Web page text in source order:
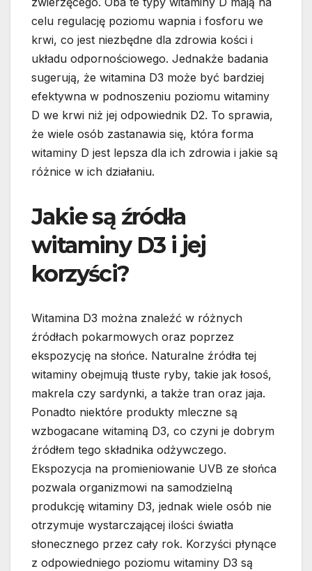
celu regulację poziomu wapnia i fosforu we
krwi, co jest niezbędne dla zdrowia kości i
układu odpornościowego. Jednakże badania
sugerują, że witamina D3 może być bardziej
efektywna w podnoszeniu poziomu witaminy
D we krwi niż jej odpowiednik D2. To sprawia,
że wiele osób zastanawia się, która forma
witaminy D jest lepsza dla ich zdrowia i jakie są
różnice w ich działaniu.
Jakie są źródła
witaminy D3 i jej
korzyści?
Witamina D3 można znaleźć w różnych
źródłach pokarmowych oraz poprzez
ekspozycję na słońce. Naturalne źródła tej
witaminy obejmują tłuste ryby, takie jak łosoś,
makrela czy sardynki, a także tran oraz jaja.
Ponadto niektóre produkty mleczne są
wzbogacane witaminą D3, co czyni je dobrym
źródłem tego składnika odżywczego.
Ekspozycja na promieniowanie UVB ze słońca
pozwala organizmowi na samodzielną
produkcję witaminy D3, jednak wiele osób nie
otrzymuje wystarczającej ilości światła
słonecznego przez cały rok. Korzyści płynące
z odpowiedniego poziomu witaminy D3 są